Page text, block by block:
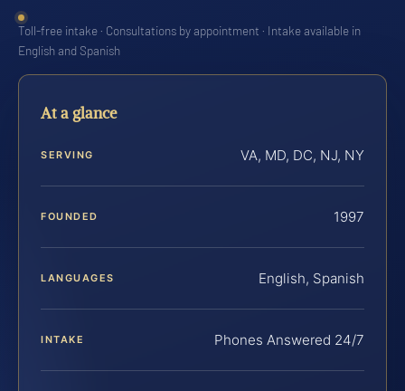
Toll-free intake · Consultations by appointment · Intake available in
English and Spanish
At a glance
SERVING VA, MD, DC, NJ, NY
FOUNDED 1997
LANGUAGES English, Spanish
INTAKE Phones Answered 24/7